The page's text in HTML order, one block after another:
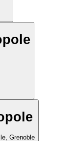
Grenoble